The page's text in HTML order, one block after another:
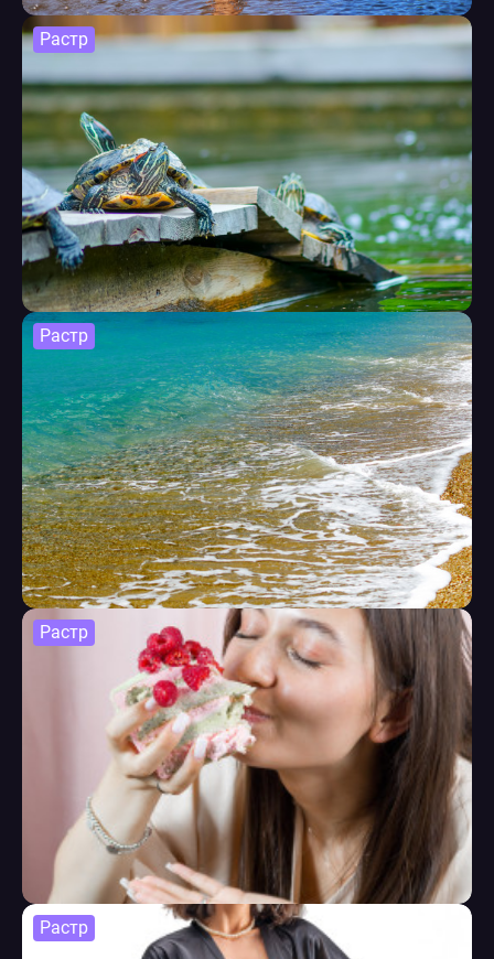
Растр
Растр
Растр
Растр